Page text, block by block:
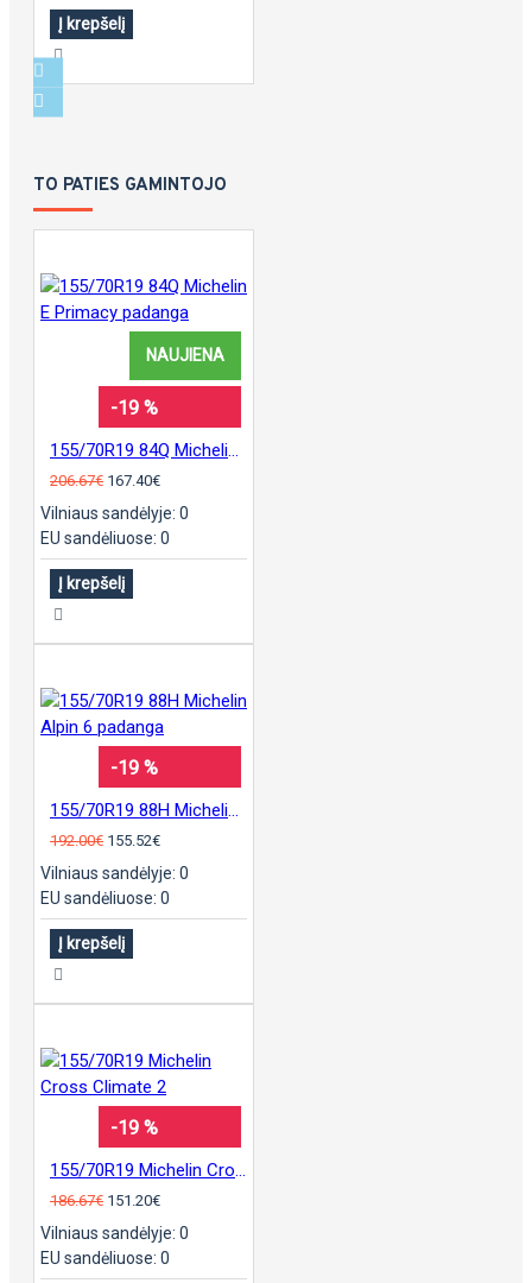
Į krepšelį
TO PATIES GAMINTOJO
NAUJIENA
-19 %
206.67€ 167.40€
Vilniaus sandėlyje: 0
EU sandėliuose: 0
Į krepšelį
-19 %
192.00€ 155.52€
Vilniaus sandėlyje: 0
EU sandėliuose: 0
Į krepšelį
-19 %
186.67€ 151.20€
Vilniaus sandėlyje: 0
EU sandėliuose: 0